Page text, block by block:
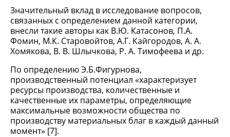
Значительный вклад в исследование вопросов,
связанных с определением данной категории,
внесли такие авторы как В.Ю. Катасонов, П.А.
Фомин, М.К. Старовойтов, А.Г. Кайгородов, А. А.
Хомякова, В. В. Шлычкова, Р. А. Тимофеева и др.
По определению Э.Б.Фигурнова,
производственный потенциал «характеризует
ресурсы производства, количественные и
качественные их параметры, определяющие
максимальные возможности общества по
производству материальных благ в каждый данный
момент» [7].